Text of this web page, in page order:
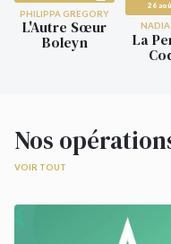
PHILIPPA GREGORY
L'Autre Sœur
Boleyn
26
NADIA
La
Nos
VOIR TOUT